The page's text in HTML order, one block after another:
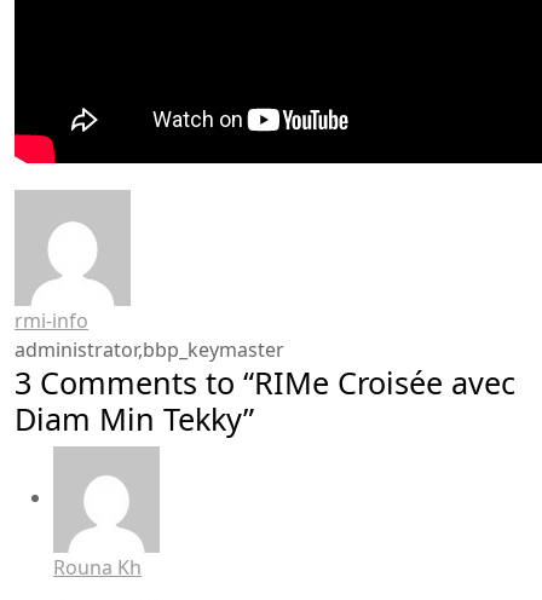
rmi-info
administrator,bbp_keymaster
3 Comments to “RIMe Croisée avec
Diam Min Tekky”
Rouna Kh